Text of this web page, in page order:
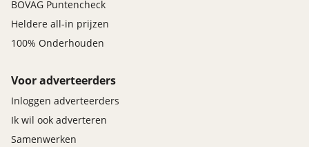
BOVAG Puntencheck
Heldere all-in prijzen
100% Onderhouden
Voor adverteerders
Inloggen adverteerders
Ik wil ook adverteren
Samenwerken